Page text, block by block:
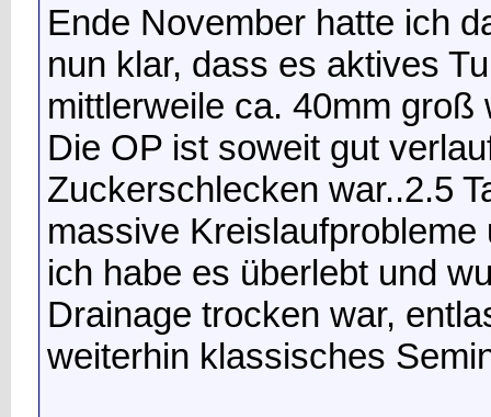
Ende November hatte ich
nun klar, dass es aktives
mittlerweile ca. 40mm
Die OP ist soweit gut
Zuckerschlecken war..2.5
massive
ich habe es überlebt und
Drainage trocken war,
weiterhin klassisches